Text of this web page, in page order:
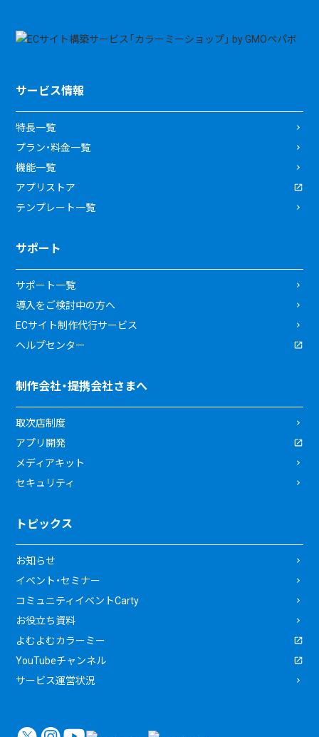
サービス情報
特長一覧
プラン・料金一覧
機能一覧
アプリストア
テンプレート一覧
サポート
サポート一覧
導入をご検討中の方へ
ECサイト制作代行サービス
ヘルプセンター
制作会社・提携会社さまへ
取次店制度
アプリ開発
メディアキット
セキュリティ
トピックス
お知らせ
イベント・セミナー
コミュニティイベントCarty
お役立ち資料
よむよむカラーミー
YouTubeチャンネル
サービス運営状況